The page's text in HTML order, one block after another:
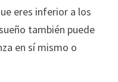
eres inferior a los
también puede
en sí mismo o